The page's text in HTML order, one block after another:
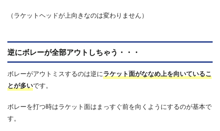
（ラケットヘッドが上向きなのは変わりません）
逆にボレーが全部アウトしちゃう・・・
ボレーがアウトミスするのは逆にラケット面がななめ上を向いているこ
とが多いです。
ボレーを打つ時はラケット面はまっすぐ前を向くようにするのが基本で
す。